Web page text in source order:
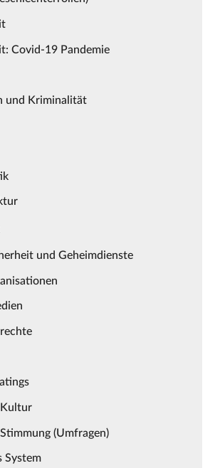
Covid-19 Pandemie
und Kriminalität
und Geheimdienste
(Umfragen)
System